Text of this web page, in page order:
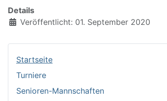
Startseite
Turniere
Senioren-Mannschaften
Details
Veröffentlicht: 01. September 2020